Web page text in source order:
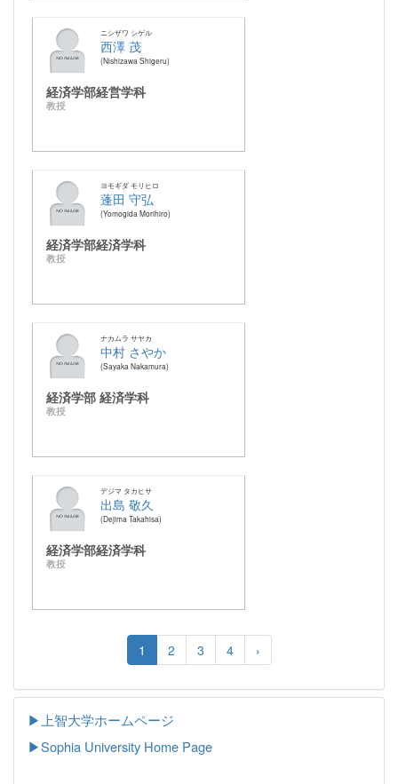
ニシザワ シゲル
西澤 茂
Nishizawa Shigeru
経済学部経営学科
教授
ヨモギダ モリヒロ
蓬田 守弘
Yomogida Morihiro
経済学部経済学科
教授
ナカムラ サヤカ
中村 さやか
Sayaka Nakamura
経済学部 経済学科
教授
デジマ タカヒサ
出島 敬久
Dejima Takahisa
経済学部経済学科
教授
1 2 3 4 ›
▶上智大学ホームページ
▶Sophia University Home Page